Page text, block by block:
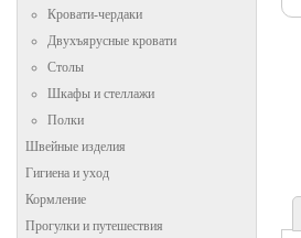
Кровати-чердаки
Двухъярусные кровати
Столы
Шкафы и стеллажи
Полки
Швейные изделия
Гигиена и уход
Кормление
Прогулки и путешествия